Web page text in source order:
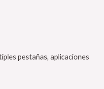
pestañas, aplicaciones